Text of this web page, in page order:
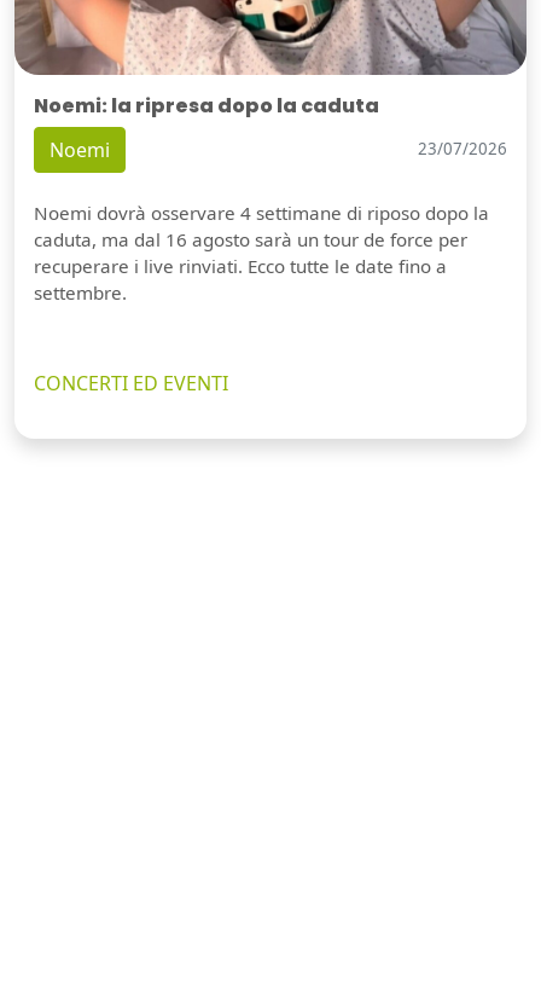
Noemi: la ripresa dopo la caduta
Noemi 23/07/2026
Noemi dovrà osservare 4 settimane di riposo dopo la
caduta, ma dal 16 agosto sarà un tour de force per
recuperare i live rinviati. Ecco tutte le date fino a
settembre.
CONCERTI ED EVENTI